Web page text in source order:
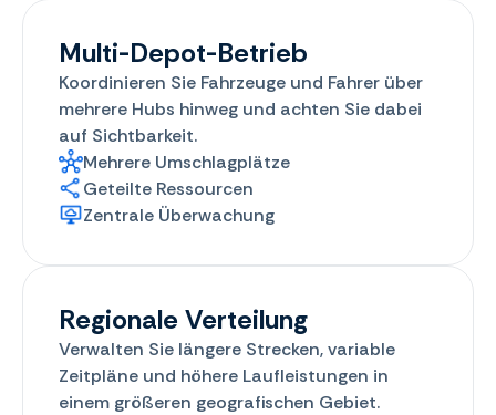
Multi-Depot-Betrieb
Koordinieren Sie Fahrzeuge und Fahrer über
mehrere Hubs hinweg und achten Sie dabei
auf Sichtbarkeit.
Mehrere Umschlagplätze
Geteilte Ressourcen
Zentrale Überwachung
Regionale Verteilung
Verwalten Sie längere Strecken, variable
Zeitpläne und höhere Laufleistungen in
einem größeren geografischen Gebiet.